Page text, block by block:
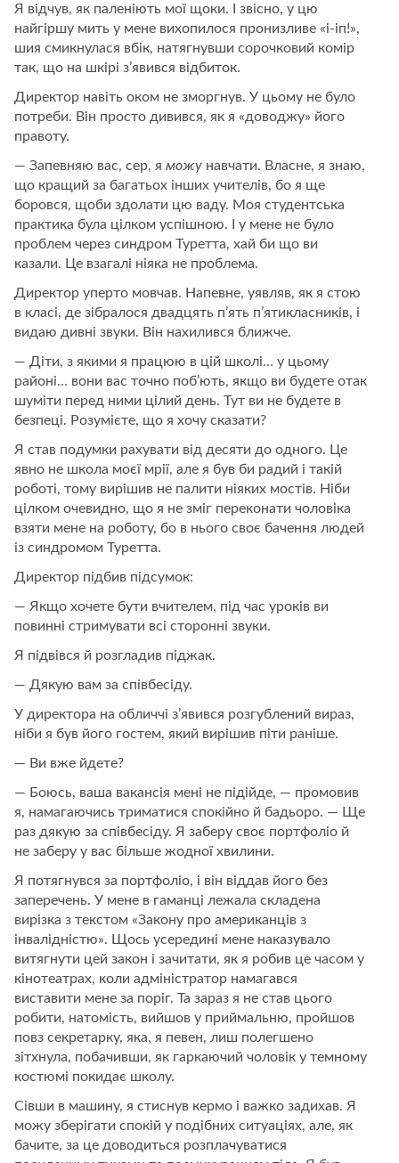
Я відчув, як паленіють мої щоки. І звісно, у цю
найгіршу мить у мене вихопилося пронизливе «і-іп!»,
шия смикнулася вбік, натягнувши сорочковий комір
так, що на шкірі з’явився відбиток.
Директор навіть оком не зморгнув. У цьому не було
потреби. Він просто дивився, як я «доводжу» його
правоту.
— Запевняю вас, сер, я можу навчати. Власне, я знаю,
що кращий за багатьох інших учителів, бо я ще
боровся, щоби здолати цю ваду. Моя студентська
практика була цілком успішною. І у мене не було
проблем через синдром Туретта, хай би що ви
казали. Це взагалі ніяка не проблема.
Директор уперто мовчав. Напевне, уявляв, як я стою
в класі, де зібралося двадцять п’ять п’ятикласників, і
видаю дивні звуки. Він нахилився ближче.
— Діти, з якими я працюю в цій школі… у цьому
районі… вони вас точно поб’ють, якщо ви будете отак
шуміти перед ними цілий день. Тут ви не будете в
безпеці. Розумієте, що я хочу сказати?
Я став подумки рахувати від десяти до одного. Це
явно не школа моєї мрії, але я був би радий і такій
роботі, тому вирішив не палити ніяких мостів. Ніби
цілком очевидно, що я не зміг переконати чоловіка
взяти мене на роботу, бо в нього своє бачення людей
із синдромом Туретта.
Директор підбив підсумок:
— Якщо хочете бути вчителем, під час уроків ви
повинні стримувати всі сторонні звуки.
Я підвівся й розгладив піджак.
— Дякую вам за співбесіду.
У директора на обличчі з’явився розгублений вираз,
ніби я був його гостем, який вирішив піти раніше.
— Ви вже йдете?
— Боюсь, ваша вакансія мені не підійде, — промовив
я, намагаючись триматися спокійно й бадьоро. — Ще
раз дякую за співбесіду. Я заберу своє портфоліо й
не заберу у вас більше жодної хвилини.
Я потягнувся за портфоліо, і він віддав його без
заперечень. У мене в гаманці лежала складена
вирізка з текстом «Закону про американців з
інвалідністю». Щось усередині мене наказувало
витягнути цей закон і зачитати, як я робив це часом у
кінотеатрах, коли адміністратор намагався
виставити мене за поріг. Та зараз я не став цього
робити, натомість, вийшов у приймальню, пройшов
повз секретарку, яка, я певен, лиш полегшено
зітхнула, побачивши, як гаркаючий чоловік у темному
костюмі покидає школу.
Сівши в машину, я стиснув кермо і важко задихав. Я
можу зберігати спокій у подібних ситуаціях, але, як
бачите, за це доводиться розплачуватися